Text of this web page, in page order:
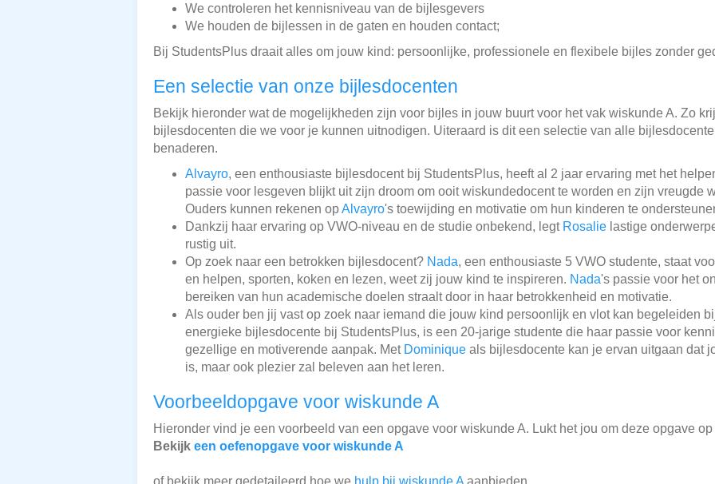
We controleren het kennisniveau van de bijlesgevers
We houden de bijlessen in de gaten en houden contact;
Bij StudentsPlus draait alles om jouw kind: persoonlijke, professionele en flexibele bijles zonder
Een selectie van onze bijlesdocenten
Bekijk hieronder wat de mogelijkheden zijn voor bijles in jouw buurt voor het vak wiskunde A. Zo
bijlesdocenten die we voor je kunnen uitnodigen. Uiteraard is dit een selectie van alle
benaderen.
Alvayro, een enthousiaste bijlesdocent bij StudentsPlus, heeft al 2 jaar ervaring met het
passie voor lesgeven blijkt uit zijn droom om ooit wiskundedocent te worden en zijn vreugde
Ouders kunnen rekenen opAlvayro's toewijding en motivatie om hun kinderen te
Dankzij haar ervaring op VWO-niveau en de studie onbekend, legt Rosalie lastige
rustig uit.
Op zoek naar een betrokken bijlesdocent? Nada, een enthousiaste 5 VWO studente, staat
en helpen, sporten, koken en lezen, weet zij jouw kind te inspireren. Nada's passie voor het
bereiken van hun academische doelen straalt door in haar betrokkenheid en motivatie.
Als ouder ben jij vast op zoek naar iemand die jouw kind persoonlijk en vlot kan begeleiden
energieke bijlesdocente bij StudentsPlus, is een 20-jarige studente die haar passie voor
gezellige en motiverende aanpak. Met Dominique als bijlesdocente kan je ervan uitgaan dat
is, maar ook plezier zal beleven aan het leren.
Voorbeeldopgave voor wiskunde A
Hieronder vind je een voorbeeld van een opgave voor wiskunde A. Lukt het jou om deze opgave
Bekijk een oefenopgave voor wiskunde A
of bekijk meer gedetaileerd hoe we hulp bij wiskunde A aanbieden